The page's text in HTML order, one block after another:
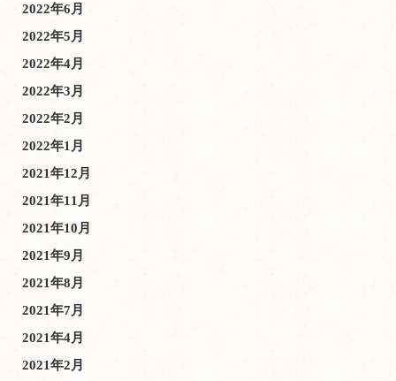
2022年6月
2022年5月
2022年4月
2022年3月
2022年2月
2022年1月
2021年12月
2021年11月
2021年10月
2021年9月
2021年8月
2021年7月
2021年4月
2021年2月